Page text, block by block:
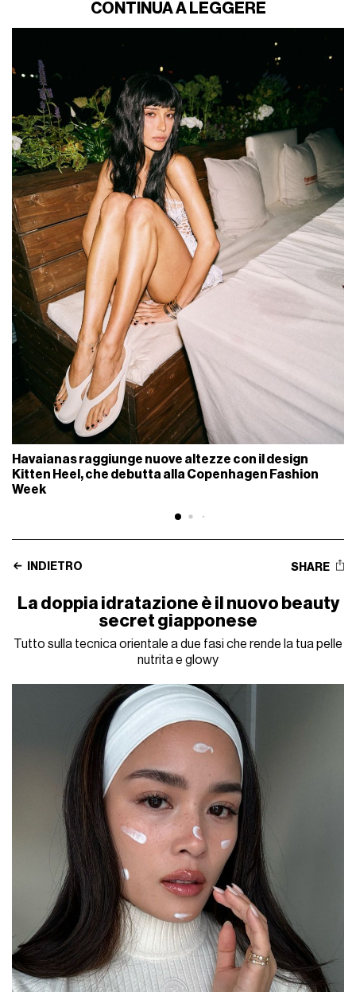
CONTINUA A LEGGERE
Havaianas raggiunge nuove altezze con il design
Kitten Heel, che debutta alla Copenhagen Fashion
Week
INDIETRO SHARE
La doppia idratazione è il nuovo beauty
secret giapponese
Tutto sulla tecnica orientale a due fasi che rende la tua pelle
nutrita e glowy